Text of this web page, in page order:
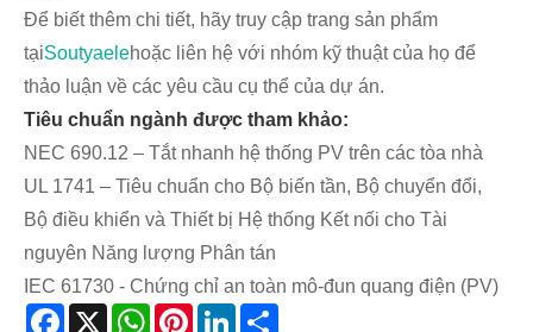
Để biết thêm chi tiết, hãy truy cập trang sản phẩm
tạiSoutyaelehoặc liên hệ với nhóm kỹ thuật của họ để
thảo luận về các yêu cầu cụ thể của dự án.
Tiêu chuẩn ngành được tham khảo:
NEC 690.12 – Tắt nhanh hệ thống PV trên các tòa nhà
UL 1741 – Tiêu chuẩn cho Bộ biến tần, Bộ chuyển đổi,
Bộ điều khiển và Thiết bị Hệ thống Kết nối cho Tài
nguyên Năng lượng Phân tán
IEC 61730 - Chứng chỉ an toàn mô-đun quang điện (PV)
Facebook
X WhatsAppPinterestLinkedIn